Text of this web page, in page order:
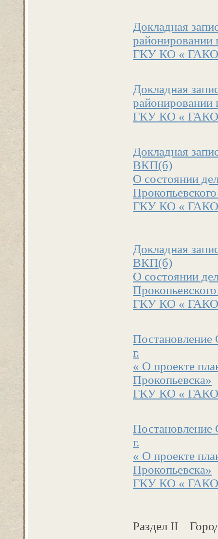
Докладная
районировании
ГКУ КО «
Докладная
районировании
ГКУ КО «
Докладная
ВКП(б)
О состоянии
ГКУ КО «
Докладная
ВКП(б)
О состоянии
ГКУ КО «
г.
« О проекте
Прокопьевска»
ГКУ КО «
г.
« О проекте
Прокопьевска»
ГКУ КО «
Раздел II